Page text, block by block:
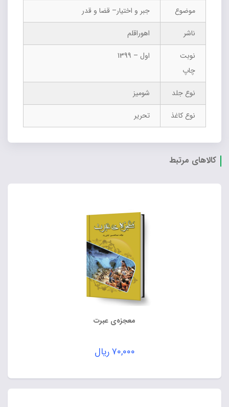
موضوع
جبر و اختیار– قضا و قدر
ناشر
اهوراقلم
نوبت
چاپ
اول – 1399
نوع جلد
شومیز
نوع کاغذ
تحریر
کالاهای مرتبط
معجزه‌ی عبرت
۷۰,۰۰۰ریال